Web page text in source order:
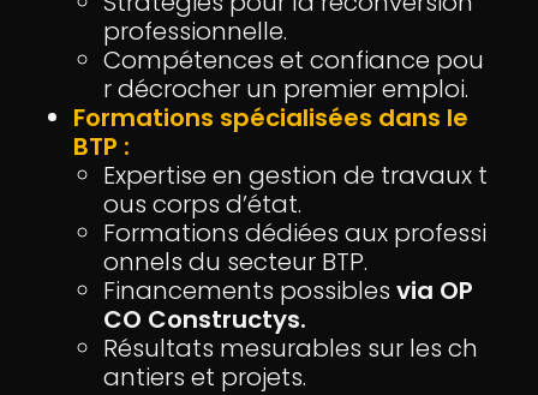
professionnelle.
Compétences et confiance pou
r décrocher un premier emploi.
Formations spécialisées dans le
BTP :
Expertise en gestion de travaux t
ous corps d’état.
Formations dédiées aux professi
onnels du secteur BTP.
Financements possiblesvia OP
CO Constructys.
Résultats mesurables sur les ch
antiers et projets.